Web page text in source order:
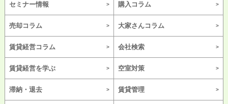
セミナー情報 購入コラム
売却コラム 大家さんコラム
賃貸経営コラム 会社検索
賃貸経営を学ぶ 空室対策
滞納・退去 賃貸管理